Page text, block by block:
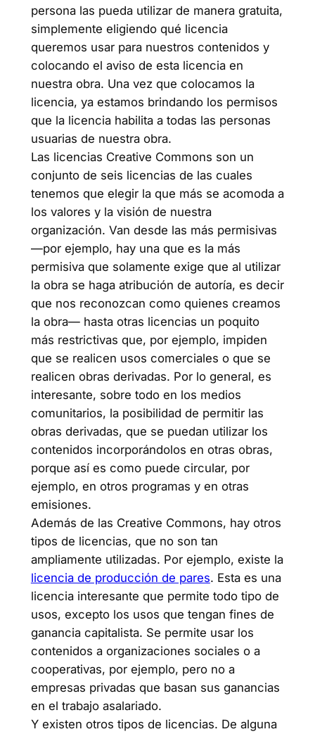
persona las pueda utilizar de manera gratuita,
simplemente eligiendo qué licencia
queremos usar para nuestros contenidos y
colocando el aviso de esta licencia en
nuestra obra. Una vez que colocamos la
licencia, ya estamos brindando los permisos
que la licencia habilita a todas las personas
usuarias de nuestra obra.
Las licencias Creative Commons son un
conjunto de seis licencias de las cuales
tenemos que elegir la que más se acomoda a
los valores y la visión de nuestra
organización. Van desde las más permisivas
—por ejemplo, hay una que es la más
permisiva que solamente exige que al utilizar
la obra se haga atribución de autoría, es decir
que nos reconozcan como quienes creamos
la obra— hasta otras licencias un poquito
más restrictivas que, por ejemplo, impiden
que se realicen usos comerciales o que se
realicen obras derivadas. Por lo general, es
interesante, sobre todo en los medios
comunitarios, la posibilidad de permitir las
obras derivadas, que se puedan utilizar los
contenidos incorporándolos en otras obras,
porque así es como puede circular, por
ejemplo, en otros programas y en otras
emisiones.
Además de las Creative Commons, hay otros
tipos de licencias, que no son tan
ampliamente utilizadas. Por ejemplo, existe la
licencia de producción de pares. Esta es una
licencia interesante que permite todo tipo de
usos, excepto los usos que tengan fines de
ganancia capitalista. Se permite usar los
contenidos a organizaciones sociales o a
cooperativas, por ejemplo, pero no a
empresas privadas que basan sus ganancias
en el trabajo asalariado.
Y existen otros tipos de licencias. De alguna